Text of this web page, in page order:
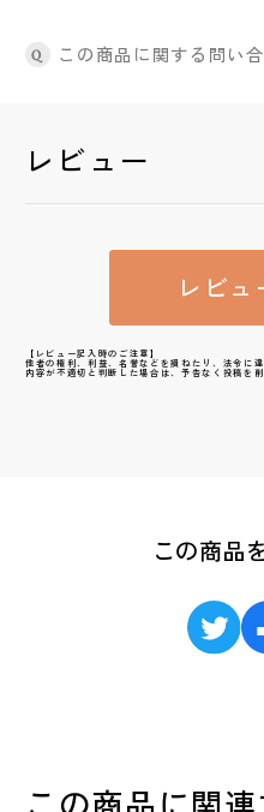
Q この商品に関する問い
レビュー
レビュ
【レビュー記入時のご注意】
他者の権利、利益、名誉などを損ねたり、法令に
内容が不適切と判断した場合は、予告なく投稿を
この商品